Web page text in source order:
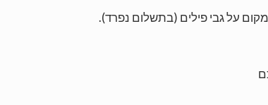
על גבי פילים (בתשלום נפרד).